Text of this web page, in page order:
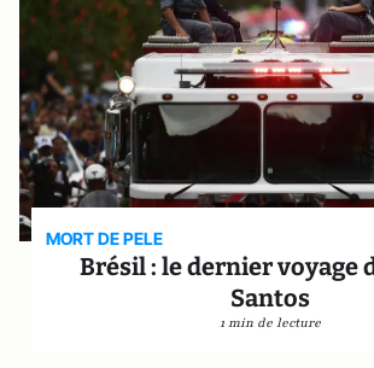
MORT DE PELE
Brésil : le dernier voyage
Santos
1 min de lecture